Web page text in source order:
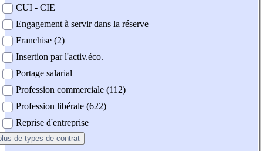
CUI - CIE
Engagement à servir dans la réserve
Franchise (2)
Insertion par l'activ.éco.
Portage salarial
Profession commerciale (112)
Profession libérale (622)
Reprise d'entreprise
de types de contrat